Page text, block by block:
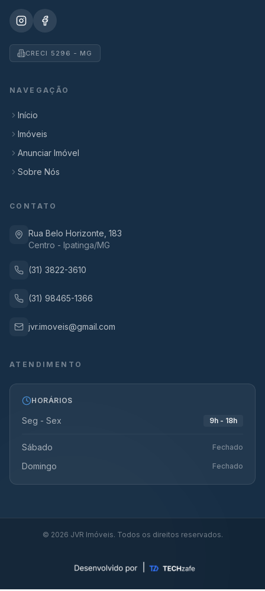
CRECI 5296 - MG
NAVEGAÇÃO
Início
Imóveis
Anunciar Imóvel
Sobre Nós
CONTATO
Rua Belo Horizonte, 183
Centro - Ipatinga/MG
(31) 3822-3610
(31) 98465-1366
jvr.imoveis@gmail.com
ATENDIMENTO
HORÁRIOS
Seg - Sex 9h - 18h
Sábado Fechado
Domingo Fechado
© 2026 JVR Imóveis. Todos os direitos reservados.